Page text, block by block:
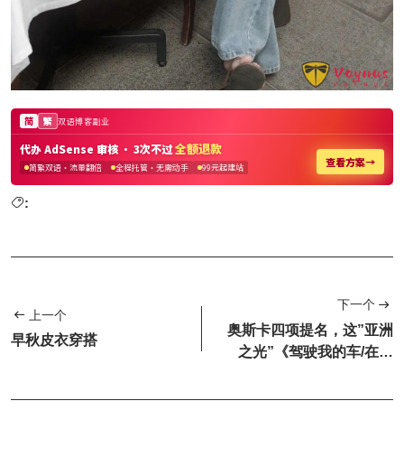
:
上一个
早秋皮衣穿搭
下一个
奥斯卡四项提名，这”亚洲
之光”《驾驶我的车/在车